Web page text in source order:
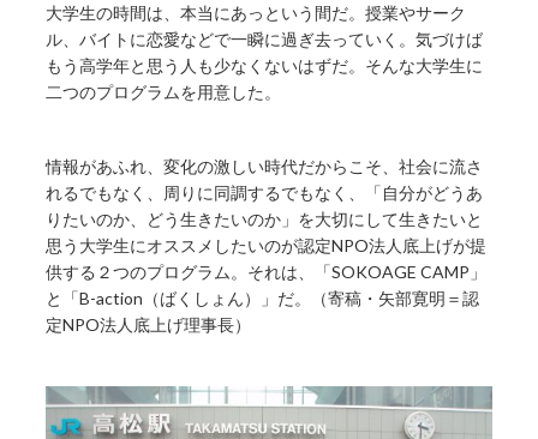
大学生の時間は、本当にあっという間だ。授業やサーク
ル、バイトに恋愛などで一瞬に過ぎ去っていく。気づけば
もう高学年と思う人も少なくないはずだ。そんな大学生に
二つのプログラムを用意した。
情報があふれ、変化の激しい時代だからこそ、社会に流さ
れるでもなく、周りに同調するでもなく、「自分がどうあ
りたいのか、どう生きたいのか」を大切にして生きたいと
思う大学生にオススメしたいのが認定NPO法人底上げが提
供する２つのプログラム。それは、「SOKOAGE CAMP」
と「B-action（ばくしょん）」だ。（寄稿・矢部寛明＝認
定NPO法人底上げ理事長）